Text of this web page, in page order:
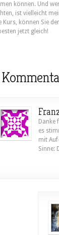
können. Und
ist vielleicht
Kurs, können Sie
jetzt gleich!
Danke
es
mit
Sinne: